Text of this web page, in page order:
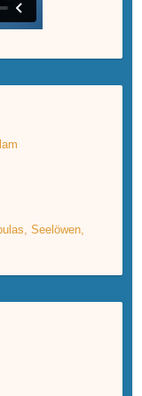
Seelöwen,